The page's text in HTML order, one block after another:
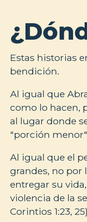
Estas historias
bendición.
Al igual que
como lo hacen,
al lugar donde
"porción
Al igual que el
grandes, no por
entregar su
violencia de la
Corintios 1:23,